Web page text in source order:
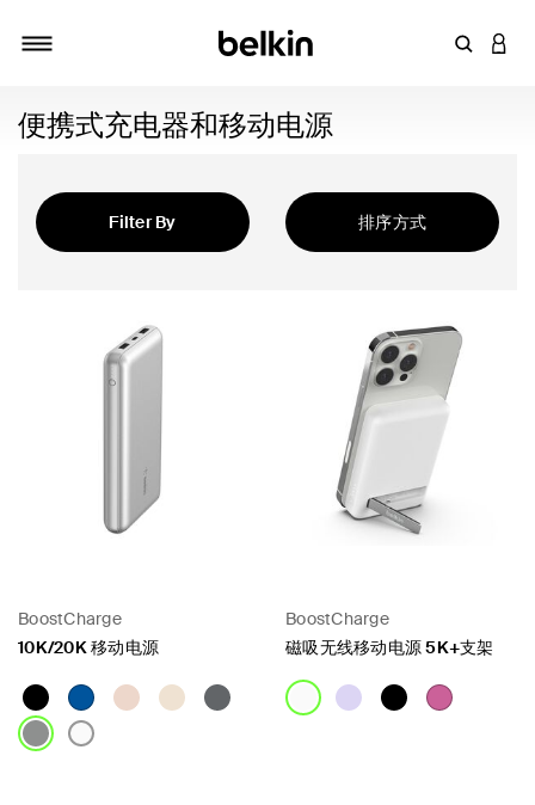
输入关键
登录
便携式充电器和移动电源
Filter By
排序方式
BoostCharge
10K/20K 移动电源
BoostCharge
磁吸无线移动电源 5K+支架